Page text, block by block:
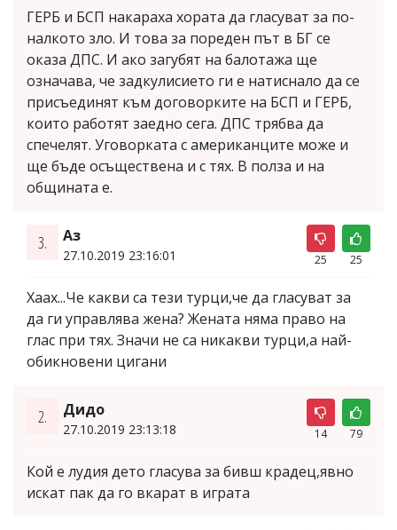
ГЕРБ и БСП накараха хората да гласуват за по-
налкото зло. И това за пореден път в БГ се
оказа ДПС. И ако загубят на балотажа ще
означава, че задкулисието ги е натиснало да се
присъединят към договорките на БСП и ГЕРБ,
които работят заедно сега. ДПС трябва да
спечелят. Уговорката с американците може и
ще бъде осъществена и с тях. В полза и на
общината е.
3. Аз
27.10.2019 23:16:01 25 25
Хаах...Че какви са тези турци,че да гласуват за
да ги управлява жена? Жената няма право на
глас при тях. Значи не са никакви турци,а най-
обикновени цигани
2. Дидо
27.10.2019 23:13:18 14 79
Кой е лудия дето гласува за бивш крадец,явно
искат пак да го вкарат в играта